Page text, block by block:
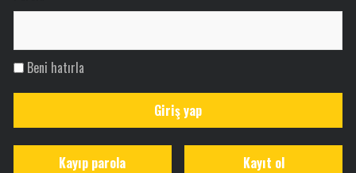
Beni hatırla
Giriş yap
Kayıt ol
Kayıp parola